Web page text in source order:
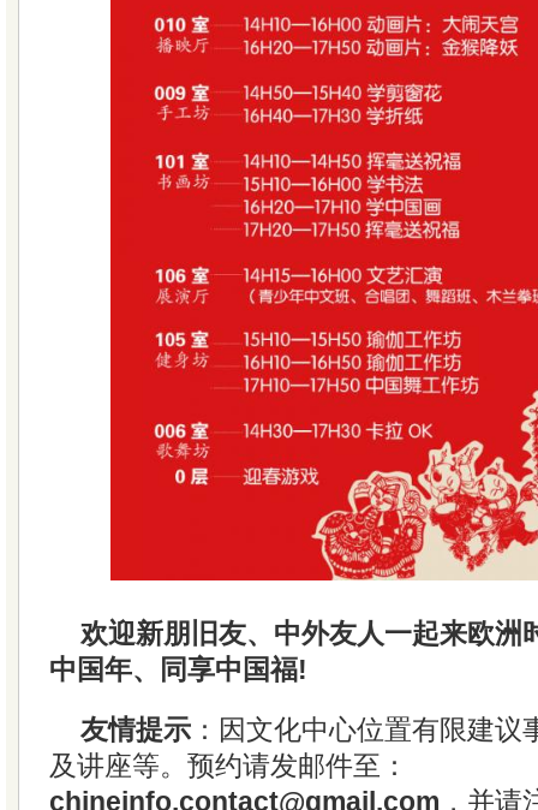
欢迎新朋旧友、中外友人一起来欧洲
中国年、同享中国福!
友情提示 ：因文化中心位置有限建议
及讲座等。预约请发邮件至：
chineinfo.contact@gmail.com ，并请